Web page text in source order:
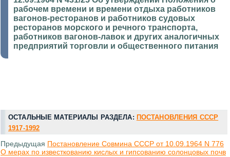
рабочем времени и времени отдыха работников
вагонов-ресторанов и работников судовых
ресторанов морского и речного транспорта,
работников вагонов-лавок и других аналогичных
предприятий торговли и общественного питания
ОСТАЛЬНЫЕ МАТЕРИАЛЫ РАЗДЕЛА: ПОСТАНОВЛЕНИЯ СССР
1917-1992
Предыдущая Постановление Совмина СССР от 10.09.1964 N 776
О мерах по известкованию кислых и гипсованию солонцовых почв